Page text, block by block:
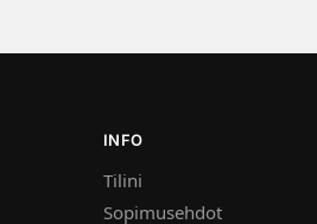
INFO
Tilini
Sopimusehdot